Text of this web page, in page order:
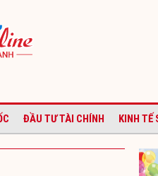
ĐẦU TƯ TÀI CHÍNH KINH TẾ